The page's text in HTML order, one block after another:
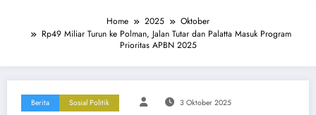
Home 2025
Oktober
Rp49 Miliar Turun ke Polman, Jalan Tutar dan Palatta Masuk Program
Prioritas APBN 2025
Berita Sosial Politik 3 Oktober 2025